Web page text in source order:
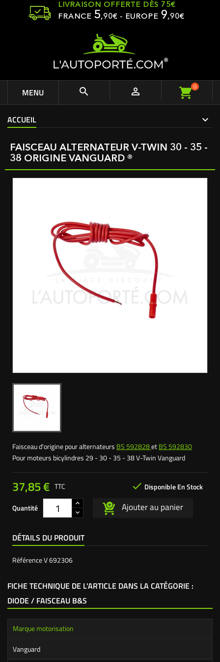
LIVRAISON OFFERTE DÈS 75€
FRANCE 5,90€ - EUROPE 9,90€
MENU   0
ACCUEIL
FAISCEAU ALTERNATEUR V-TWIN 30 - 35 -
38 ORIGINE VANGUARD ®
Faisceau d'origine pour alternateurs BS 592828etBS 592830
Pour moteurs bicylindres 29 - 30 - 35 - 38 V-Twin Vanguard
37,85 €  Disponible En Stock
TTC
Quantité Ajouter au panier
DÉTAILS DU PRODUIT
RéférenceV 692306
FICHE TECHNIQUE DE L'ARTICLE DANS LA CATÉGORIE :
DIODE / FAISCEAU B&S
Marque motorisation
Vanguard